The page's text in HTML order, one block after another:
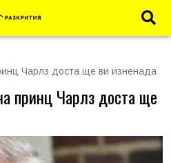
Чарлз доста ще ви изненада
принц Чарлз доста ще